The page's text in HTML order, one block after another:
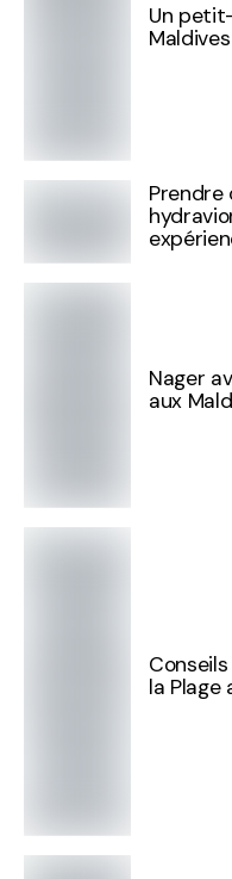
Un
Prendre
Nager
aux
la Plage